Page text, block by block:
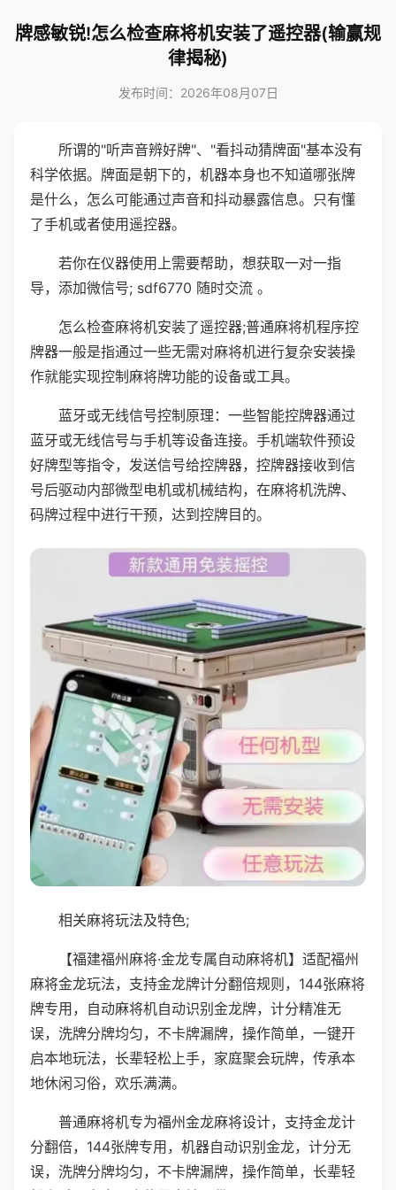
牌感敏锐!怎么检查麻将机安装了遥控器(输赢规
律揭秘)
发布时间：2026年08月07日
所谓的"听声音辨好牌"、"看抖动猜牌面"基本没有
科学依据。牌面是朝下的，机器本身也不知道哪张牌
是什么，怎么可能通过声音和抖动暴露信息。只有懂
了手机或者使用遥控器。
若你在仪器使用上需要帮助，想获取一对一指
导，添加微信号; sdf6770 随时交流 。
怎么检查麻将机安装了遥控器;普通麻将机程序控
牌器一般是指通过一些无需对麻将机进行复杂安装操
作就能实现控制麻将牌功能的设备或工具。
蓝牙或无线信号控制原理：一些智能控牌器通过
蓝牙或无线信号与手机等设备连接。手机端软件预设
好牌型等指令，发送信号给控牌器，控牌器接收到信
号后驱动内部微型电机或机械结构，在麻将机洗牌、
码牌过程中进行干预，达到控牌目的。
相关麻将玩法及特色;
【福建福州麻将·金龙专属自动麻将机】适配福州
麻将金龙玩法，支持金龙牌计分翻倍规则，144张麻将
牌专用，自动麻将机自动识别金龙牌，计分精准无
误，洗牌分牌均匀，不卡牌漏牌，操作简单，一键开
启本地玩法，长辈轻松上手，家庭聚会玩牌，传承本
地休闲习俗，欢乐满满。
普通麻将机专为福州金龙麻将设计，支持金龙计
分翻倍，144张牌专用，机器自动识别金龙，计分无
误，洗牌分牌均匀，不卡牌漏牌，操作简单，长辈轻